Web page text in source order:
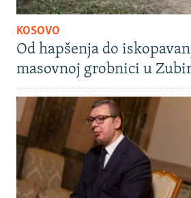
KOSOVO
Od hapšenja do
masovnoj grobnici u